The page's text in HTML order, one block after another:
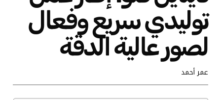
توليدي سريع وفعال
لصور عالية الدقة
عمر أحمد